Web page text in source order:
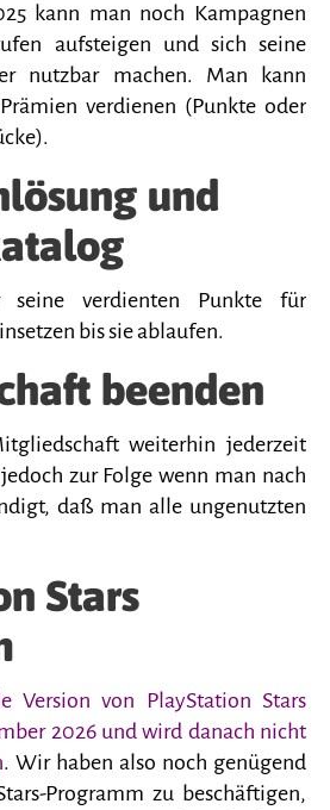
kann man noch Kampagnen
aufsteigen und sich seine
nutzbar machen. Man kann
verdienen (Punkte oder
und
verdienten Punkte für
bis sie ablaufen.
beenden
weiterhin jederzeit
zur Folge wenn man nach
daß man alle ungenutzten
Stars
Version von PlayStation Stars
2026 und wird danach nicht
. Wir haben also noch genügend
Programm zu beschäftigen,